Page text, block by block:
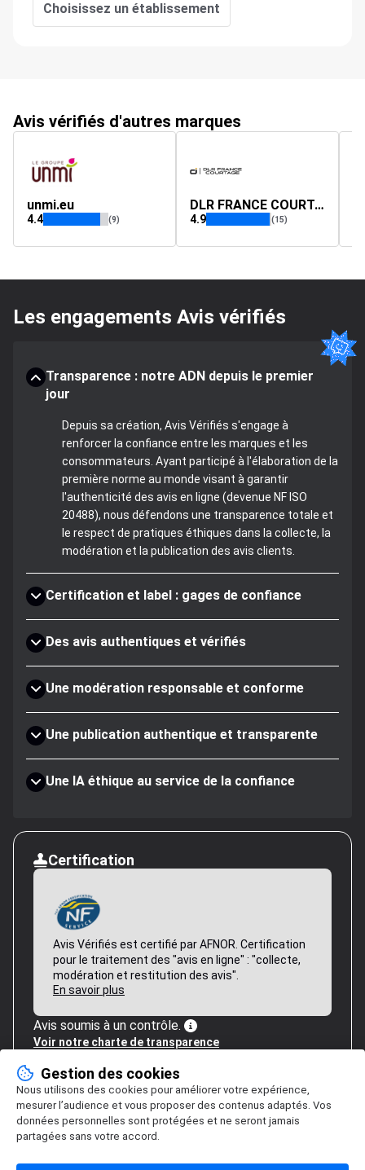
Choisissez un établissement
Avis vérifiés d'autres marques
unmi.eu
4.4 (9)
DLR FRANCE COURTAGE
4.9 (15)
Les engagements Avis vérifiés
Transparence : notre ADN depuis le premier
jour
Depuis sa création, Avis Vérifiés s'engage à
renforcer la confiance entre les marques et les
consommateurs. Ayant participé à l'élaboration de la
première norme au monde visant à garantir
l'authenticité des avis en ligne (devenue NF ISO
20488), nous défendons une transparence totale et
le respect de pratiques éthiques dans la collecte, la
modération et la publication des avis clients.
Certification et label : gages de confiance
Des avis authentiques et vérifiés
Une modération responsable et conforme
Une publication authentique et transparente
Une IA éthique au service de la confiance
Certification
Avis Vérifiés est certifié par AFNOR. Certification
pour le traitement des "avis en ligne" : "collecte,
modération et restitution des avis".
En savoir plus
Avis soumis à un contrôle.
Voir notre charte de transparence
Gestion des cookies
Nous utilisons des cookies pour améliorer votre expérience,
mesurer l’audience et vous proposer des contenus adaptés. Vos
données personnelles sont protégées et ne seront jamais
partagées sans votre accord.